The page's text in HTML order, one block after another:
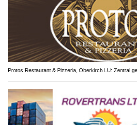
Protos Restaurant & Pizzeria, Oberkirch LU: Zentral